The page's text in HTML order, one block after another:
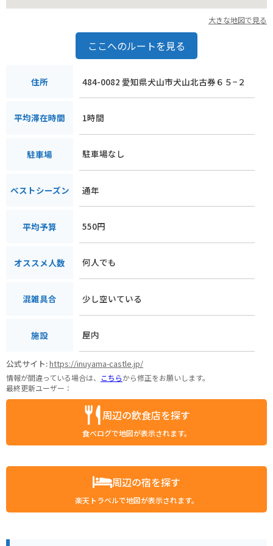
大きな地図で見る
ここへのルートを見る
住所 484-0082 愛知県犬山市犬山北古券６５−２
平均滞在時間 1時間
駐車場 駐車場なし
ベストシーズン 通年
平均予算 550円
オススメ人数 何人でも
混雑具合 少し空いている
施設 屋内
公式サイト:https://inuyama-castle.jp/
情報が間違っている場合は、 こちらから修正をお願いします。
最終更新ユーザー：
周辺の飲食店を探す
食べログで地図が表示されます。
周辺の宿を探す
楽天トラベルで地図が表示されます。